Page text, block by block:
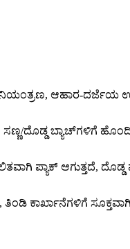
ನಿಯಂತ್ರಣ, ಆಹಾರ-ದರ್ಜೆಯ
ದೊಡ್ಡ ಬ್ಯಾಚ್‌ಗಳಿಗೆ
ಪ್ಯಾಕ್ ಆಗುತ್ತದೆ, ದೊಡ್ಡ
ಕಾರ್ಖಾನೆಗಳಿಗೆ